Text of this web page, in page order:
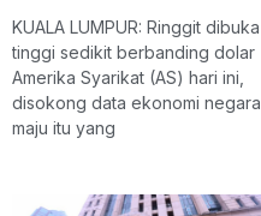
KUALA LUMPUR: Ringgit dibuka
tinggi sedikit berbanding dolar
Amerika Syarikat (AS) hari ini,
disokong data ekonomi negara
maju itu yang